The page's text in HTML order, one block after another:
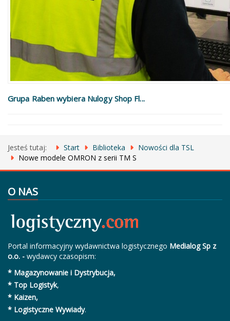
Grupa Raben wybiera Nulogy Shop Fl...
Jesteś tutaj: Start Biblioteka
Nowości dla TSL
Nowe modele OMRON z serii TM S
O NAS
Portal informacyjny wydawnictwa logistycznego Medialog Sp z
o.o. - wydawcy czasopism:
* Magazynowanie i Dystrybucja,
* Top Logistyk,
* Kaizen,
* Logistyczne Wywiady.